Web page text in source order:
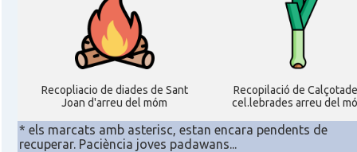
* + ambaixades i consolats
Recopliacio de diades de Sant
Joan d'arreu del móm
Recopilació de
cel.lebrades arreu del
* els marcats amb asterisc, estan encara pendents de
recuperar. Paciència joves padawans...